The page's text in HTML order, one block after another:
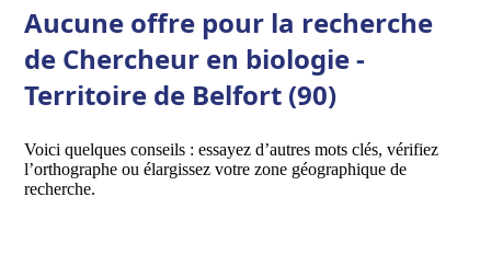
Aucune offre pour la recherche
de Chercheur en biologie -
Territoire de Belfort (90)
Voici quelques conseils : essayez d’autres mots clés, vérifiez
l’orthographe ou élargissez votre zone géographique de
recherche.